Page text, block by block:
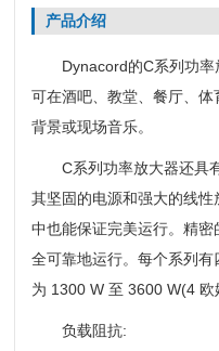
产品介绍
Dynacord的C系列功率
可在酒吧、教堂、餐厅、
背景或现场音乐。
C系列功率放大器还具有
其坚固的电源和强大的线
中也能保证完美运行。精
全可靠地运行。每个系列
为 1300 W 至 3600 W(4 欧
负载阻